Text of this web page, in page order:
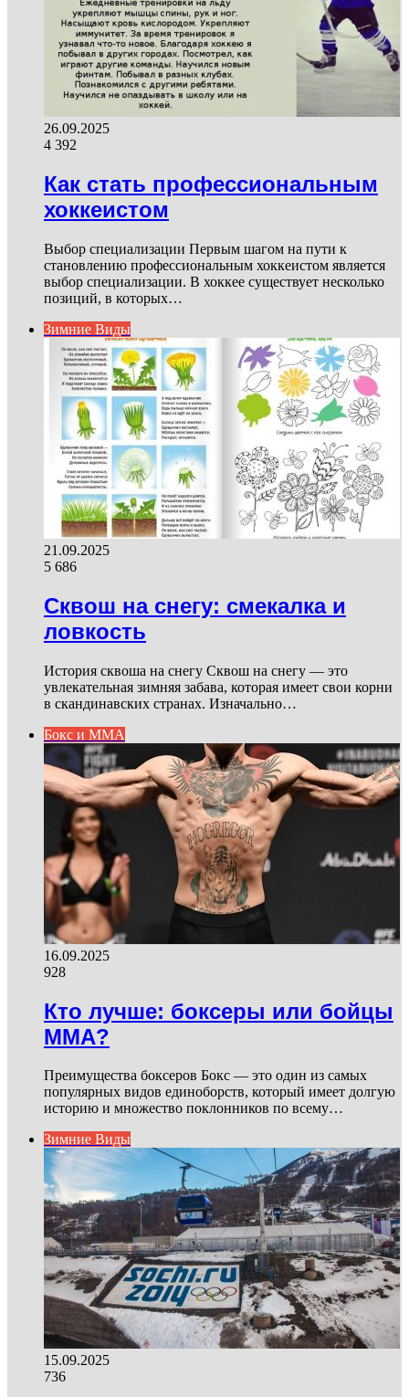
26.09.2025
4 392
Как стать профессиональным
хоккеистом
Выбор специализации Первым шагом на пути к
становлению профессиональным хоккеистом является
выбор специализации. В хоккее существует несколько
позиций, в которых…
Зимние Виды
21.09.2025
5 686
Сквош на снегу: смекалка и
ловкость
История сквоша на снегу Сквош на снегу — это
увлекательная зимняя забава, которая имеет свои корни
в скандинавских странах. Изначально…
Бокс и ММА
16.09.2025
928
Кто лучше: боксеры или бойцы
ММА?
Преимущества боксеров Бокс — это один из самых
популярных видов единоборств, который имеет долгую
историю и множество поклонников по всему…
Зимние Виды
15.09.2025
736